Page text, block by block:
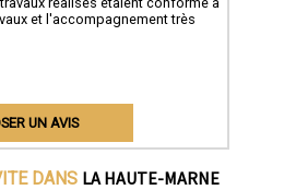
et l'accompagnement très
UN AVIS
DANS LA HAUTE-MARNE